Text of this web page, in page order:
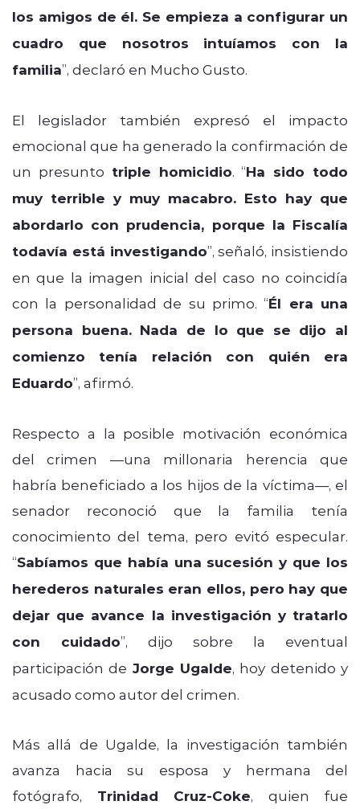
los amigos de él. Se empieza a configurar un
cuadro que nosotros intuíamos con la
familia”, declaró en Mucho Gusto.
El legislador también expresó el impacto
emocional que ha generado la confirmación de
un presunto triple homicidio. “Ha sido todo
muy terrible y muy macabro. Esto hay que
abordarlo con prudencia, porque la Fiscalía
todavía está investigando”, señaló, insistiendo
en que la imagen inicial del caso no coincidía
con la personalidad de su primo. “Él era una
persona buena. Nada de lo que se dijo al
comienzo tenía relación con quién era
Eduardo”, afirmó.
Respecto a la posible motivación económica
del crimen —una millonaria herencia que
habría beneficiado a los hijos de la víctima—, el
senador reconoció que la familia tenía
conocimiento del tema, pero evitó especular.
“Sabíamos que había una sucesión y que los
herederos naturales eran ellos, pero hay que
dejar que avance la investigación y tratarlo
con cuidado”, dijo sobre la eventual
participación de Jorge Ugalde, hoy detenido y
acusado como autor del crimen.
Más allá de Ugalde, la investigación también
avanza hacia su esposa y hermana del
fotógrafo, Trinidad Cruz-Coke, quien fue